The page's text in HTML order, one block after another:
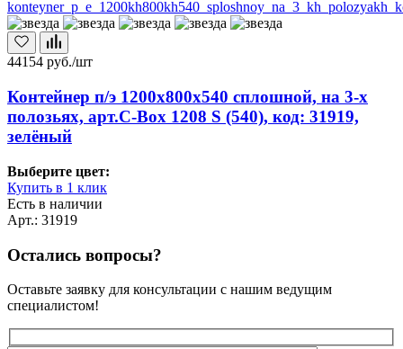
44154 руб./шт
Контейнер п/э 1200х800х540 сплошной, на 3-х
полозьях, арт.C-Box 1208 S (540), код: 31919,
зелёный
Выберите цвет:
Купить в 1 клик
Есть в наличии
Арт.: 31919
Остались вопросы?
Оставьте заявку для консультации с нашим ведущим
специалистом!